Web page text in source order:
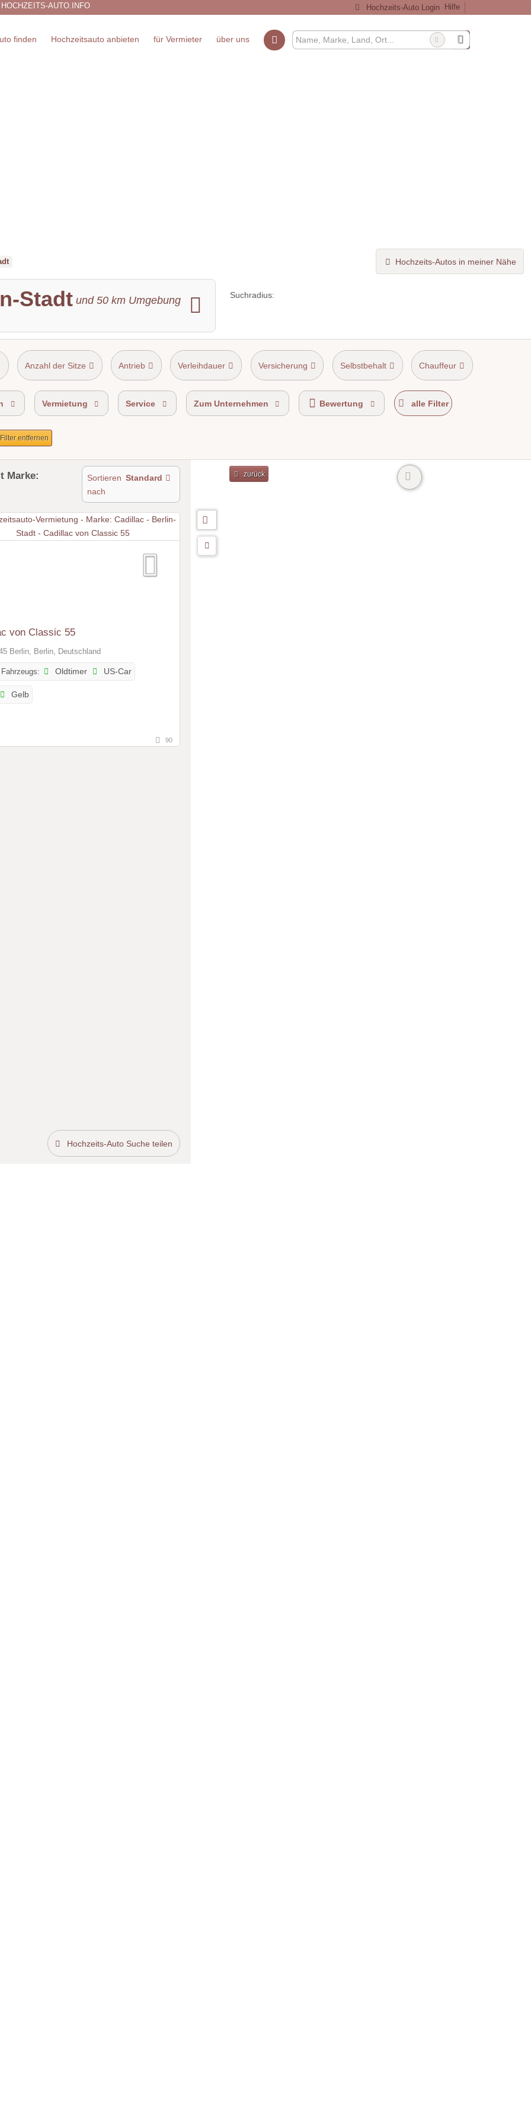
AUTO.INFO Hochzeits-Auto Login Hilfe
finden Hochzeitsauto anbieten für Vermieter über uns
Hochzeits-Autos in meiner Nähe
Stadt und 50 km Umgebung Suchradius:
Anzahl der Sitze Antrieb Verleihdauer Versicherung Selbstbehalt Chauffeur
Vermietung Service Zum Unternehmen Bewertung alle Filter
entfernen
Marke:
Sortieren
nach
Standard
von Classic 55
Berlin, Berlin, Deutschland
Oldtimer US-Car
Gelb
90
Hochzeits-Auto Suche teilen
zurück